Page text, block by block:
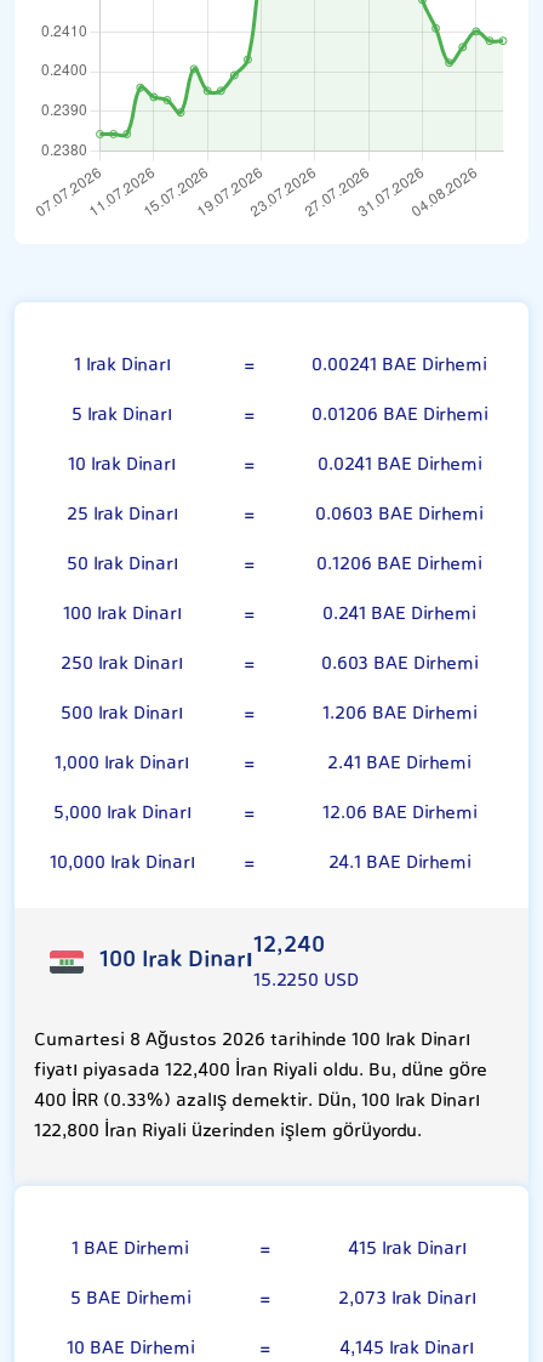
1 Irak Dinarı =
0.00241 BAE Dirhemi
5 Irak Dinarı
=
0.01206 BAE Dirhemi
10 Irak Dinarı
=
0.0241 BAE Dirhemi
25 Irak Dinarı
=
0.0603 BAE Dirhemi
50 Irak Dinarı
=
0.1206 BAE Dirhemi
100 Irak Dinarı
=
0.241 BAE Dirhemi
250 Irak Dinarı
=
0.603 BAE Dirhemi
500 Irak Dinarı
=
1.206 BAE Dirhemi
1,000 Irak Dinarı
=
2.41 BAE Dirhemi
5,000 Irak Dinarı
=
12.06 BAE Dirhemi
10,000 Irak Dinarı
= 24.1 BAE Dirhemi
100 Irak Dinarı12,240
15.2250 USD
Cumartesi 8 Ağustos 2026 tarihinde 100 Irak Dinarı
fiyatı piyasada 122,400 İran Riyali oldu. Bu, düne göre
400 İRR (0.33%) azalış demektir. Dün, 100 Irak Dinarı
122,800 İran Riyali üzerinden işlem görüyordu.
1 BAE Dirhemi =
415 Irak Dinarı
5 BAE Dirhemi
=
2,073 Irak Dinarı
10 BAE Dirhemi
= 4,145 Irak Dinarı